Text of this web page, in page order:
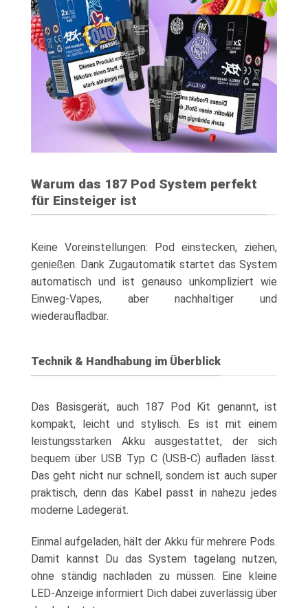
Warum das 187 Pod System perfekt
für Einsteiger ist
Keine Voreinstellungen: Pod einstecken, ziehen,
genießen. Dank Zugautomatik startet das System
automatisch und ist genauso unkompliziert wie
Einweg-Vapes, aber nachhaltiger und
wiederaufladbar.
Technik & Handhabung im Überblick
Das Basisgerät, auch 187 Pod Kit genannt, ist
kompakt, leicht und stylisch. Es ist mit einem
leistungsstarken Akku ausgestattet, der sich
bequem über USB Typ C (USB-C) aufladen lässt.
Das geht nicht nur schnell, sondern ist auch super
praktisch, denn das Kabel passt in nahezu jedes
moderne Ladegerät.
Einmal aufgeladen, hält der Akku für mehrere Pods.
Damit kannst Du das System tagelang nutzen,
ohne ständig nachladen zu müssen. Eine kleine
LED-Anzeige informiert Dich dabei zuverlässig über